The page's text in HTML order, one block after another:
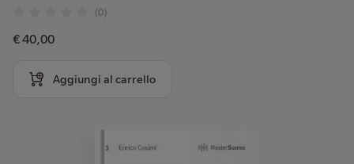
(0)
€ 40,00
Aggiungi al carrello